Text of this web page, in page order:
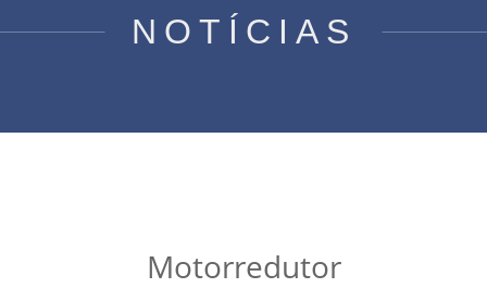
NOTÍCIAS
Motorredutor